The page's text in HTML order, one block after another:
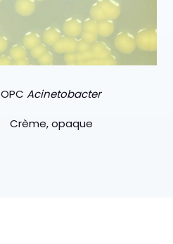
OPC Acinetobacter
Crème, opaque